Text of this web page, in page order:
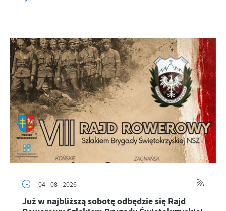
04 - 08 - 2026
Już w najbliższą sobotę odbędzie się Rajd